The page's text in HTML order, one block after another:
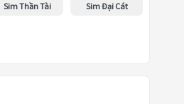
Sim Thần Tài Sim Đại Cát